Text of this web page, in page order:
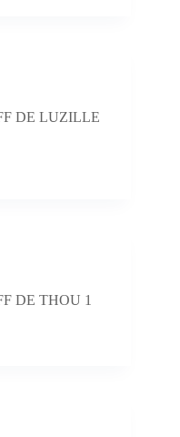
DE LUZILLE
DE THOU 1